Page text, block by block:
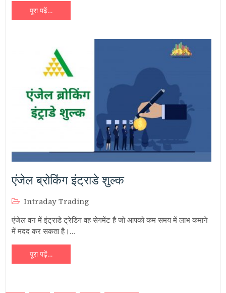
पूरा पढ़ें…
एंजेल ब्रोकिंग इंट्राडे शुल्क
Intraday Trading
एंजेल वन में इंट्राडे ट्रेडिंग वह सेगमेंट है जो आपको कम समय में लाभ कमाने
में मदद कर सकता है।…
पूरा पढ़ें…